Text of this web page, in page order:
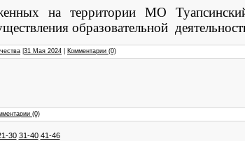
на территории МО
образовательной
31 Мая 2024 Комментарии (0)
(0)
30 31-40 41-46